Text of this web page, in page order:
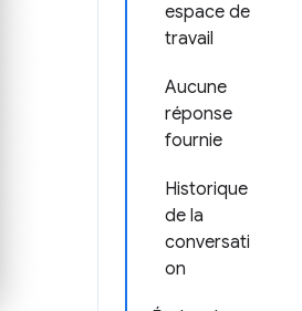
espace de
travail
Aucune
réponse
fournie
Historique
de la
conversati
on